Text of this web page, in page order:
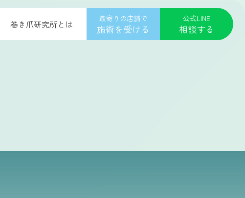
巻き爪研究所とは 最寄りの店舗で
施術を受ける
公式LINE
相談する